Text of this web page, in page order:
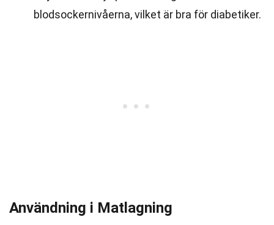
blodsockernivåerna, vilket är bra för diabetiker.
Användning i Matlagning